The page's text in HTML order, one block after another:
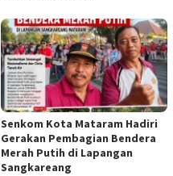
Senkom Kota Mataram Hadiri
Gerakan Pembagian Bendera
Merah Putih di Lapangan
Sangkareang